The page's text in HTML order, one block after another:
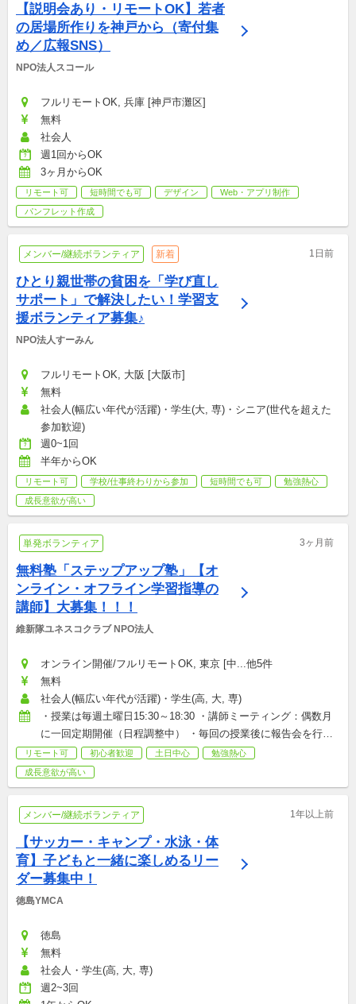
【説明会あり・リモートOK】若者
の居場所作りを神戸から（寄付集
め／広報SNS）
NPO法人スコール
フルリモートOK, 兵庫 [神戸市灘区]
無料
社会人
週1回からOK
3ヶ月からOK
リモート可 短時間でも可 デザイン
Web・アプリ制作
パンフレット作成
メンバー/継続ボランティア 新着 1日前
ひとり親世帯の貧困を「学び直し
サポート」で解決したい！学習支
援ボランティア募集♪
NPO法人すーみん
フルリモートOK, 大阪 [大阪市]
無料
社会人(幅広い年代が活躍)・学生(大, 専)・シニア(世代を超えた
参加歓迎)
週0~1回
半年からOK
リモート可 学校/仕事終わりから参加 短時間でも可
勉強熱心
成長意欲が高い
単発ボランティア 3ヶ月前
無料塾「ステップアップ塾」【オ
ンライン・オフライン学習指導の
講師】大募集！！！
維新隊ユネスコクラブ NPO法人
オンライン開催/フルリモートOK, 東京 [中...他5件
無料
社会人(幅広い年代が活躍)・学生(高, 大, 専)
・授業は毎週土曜日15:30～18:30 ・講師ミーティング：偶数月
に一回定期開催（日程調整中） ・毎回の授業後に報告会を行っ
ています。 ☆毎週の参加が必須というわけではありません☆
★1、2回だけの参加は受け付けておりません★
リモート可 初心者歓迎 土日中心
勉強熱心
成長意欲が高い
メンバー/継続ボランティア 1年以上前
【サッカー・キャンプ・水泳・体
育】子どもと一緒に楽しめるリー
ダー募集中！
徳島YMCA
徳島
無料
社会人・学生(高, 大, 専)
週2~3回